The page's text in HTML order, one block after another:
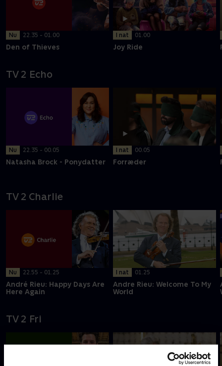
Nu 22.35 - 01.00
Den of Thieves
I nat 01.00
Joy Ride
TV 2 Echo
Nu 22.35 - 00.05
Natasha Brock - Ponydatter
I nat 00.05
Forræder
TV 2 Charlie
Nu 22.55 - 01.25
André Rieu: Happy Days Are
Here Again
I nat 01.25
Andre Rieu: Welcome To My
World
TV 2 Fri